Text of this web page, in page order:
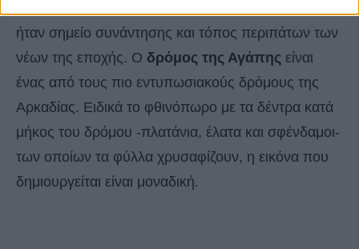
ήταν σημείο συνάντησης και τόπος περιπάτων των
νέων της εποχής. Ο δρόμος της Αγάπης είναι
ένας από τους πιο εντυπωσιακούς δρόμους της
Αρκαδίας. Ειδικά το φθινόπωρο με τα δέντρα κατά
μήκος του δρόμου -πλατάνια, έλατα και σφένδαμοι-
των οποίων τα φύλλα χρυσαφίζουν, η εικόνα που
δημιουργείται είναι μοναδική.